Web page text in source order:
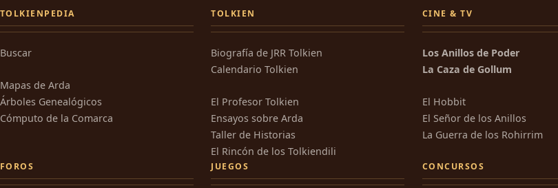
TOLKIENPEDIA
Buscar
Mapas de Arda
Árboles Genealógicos
Cómputo de la Comarca
TOLKIEN
Biografía de JRR Tolkien
Calendario Tolkien
El Profesor Tolkien
Ensayos sobre Arda
Taller de Historias
El Rincón de los Tolkiendili
CINE & TV
Los Anillos de Poder
La Caza de Gollum
El Hobbit
El Señor de los Anillos
La Guerra de los Rohirrim
FOROS JUEGOS CONCURSOS